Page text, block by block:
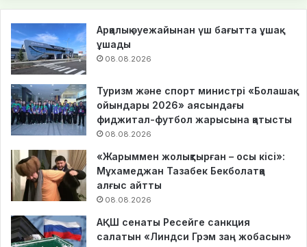
Арқалық әуежайынан үш бағытта ұшақ
ұшады
08.08.2026
Туризм және спорт министрі «Болашақ
ойындары 2026» аясындағы
фиджитал-футбол жарысына қатысты
08.08.2026
«Жарыммен жолықтырған – осы кісі»:
Мұхамеджан Тазабек Бекболатқа
алғыс айтты
08.08.2026
АҚШ сенаты Ресейге санкция
салатын «Линдси Грэм заң жобасын»